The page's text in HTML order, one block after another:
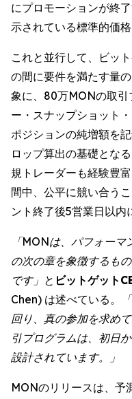
にプロモーションが終
示されている標準的価格
これと並行して、ビッ
の間に要件を満たす量
象に、80万MONの取引
ー・スナップショット
ポジションの純増額を
ロップ算出の基礎とな
規トレーダーも経験豊
間中、公平に競い合う
ント終了後5営業日以内
「MONは、パフォー
の次の章を象徴するも
です」 と ビットゲット
Chen) は述べている。
回り、真の参加を求め
引プログラムは、初日
設計されています。」
MONのリリースは、予